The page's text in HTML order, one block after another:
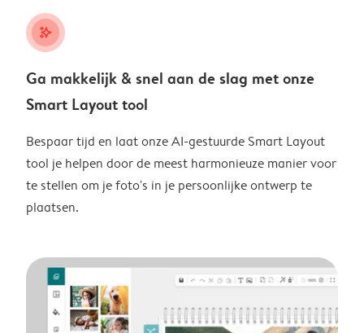
stars_plus
Ga makkelijk & snel aan de slag met onze
Smart Layout tool
Bespaar tijd en laat onze AI-gestuurde Smart Layout
tool je helpen door de meest harmonieuze manier voor
te stellen om je foto's in je persoonlijke ontwerp te
plaatsen.